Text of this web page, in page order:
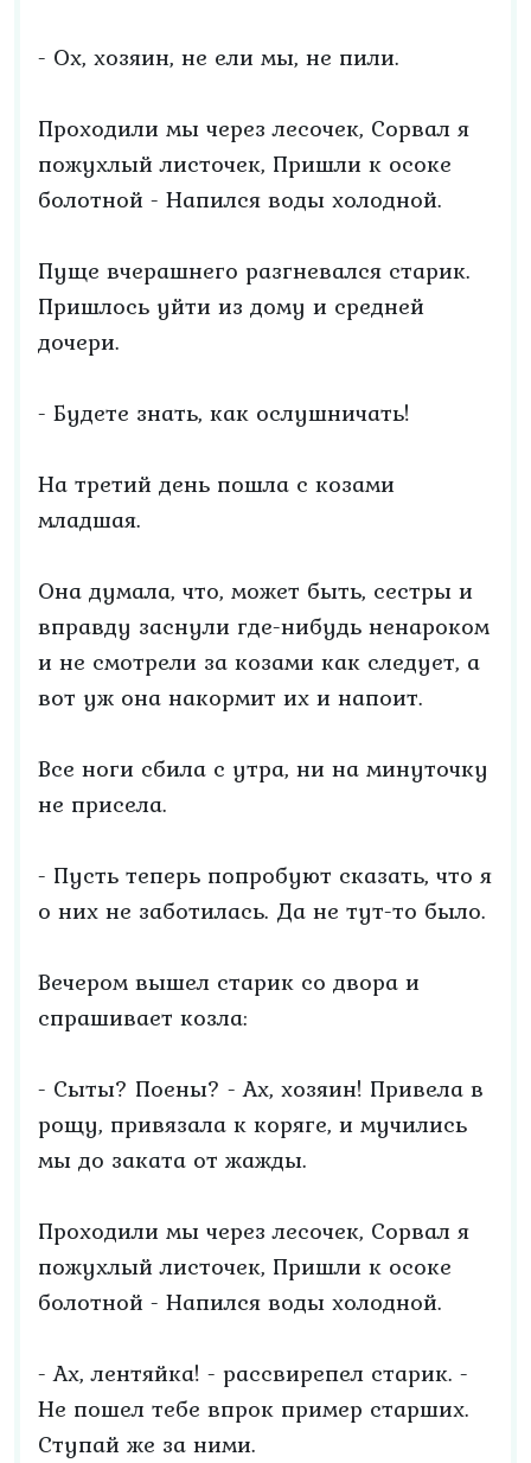
- Ох, хозяин, не ели мы, не пили.
Проходили мы через лесочек, Сорвал я
пожухлый листочек, Пришли к осоке
болотной - Напился воды холодной.
Пуще вчерашнего разгневался старик.
Пришлось уйти из дому и средней
дочери.
- Будете знать, как ослушничать!
На третий день пошла с козами
младшая.
Она думала, что, может быть, сестры и
вправду заснули где-нибудь ненароком
и не смотрели за козами как следует, а
вот уж она накормит их и напоит.
Все ноги сбила с утра, ни на минуточку
не присела.
- Пусть теперь попробуют сказать, что я
о них не заботилась. Да не тут-то было.
Вечером вышел старик со двора и
спрашивает козла:
- Сыты? Поены? - Ах, хозяин! Привела в
рощу, привязала к коряге, и мучились
мы до заката от жажды.
Проходили мы через лесочек, Сорвал я
пожухлый листочек, Пришли к осоке
болотной - Напился воды холодной.
- Ах, лентяйка! - рассвирепел старик. -
Не пошел тебе впрок пример старших.
Ступай же за ними.